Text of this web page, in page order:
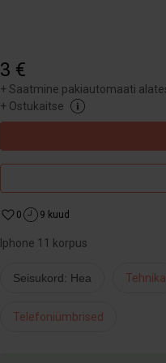
3 €
+Saatmine pakiautomaati
+ Ostukaitse
0 9 kuud
Iphone 11 korpus
Seisukord: Hea Tehnika
Telefoniümbrised